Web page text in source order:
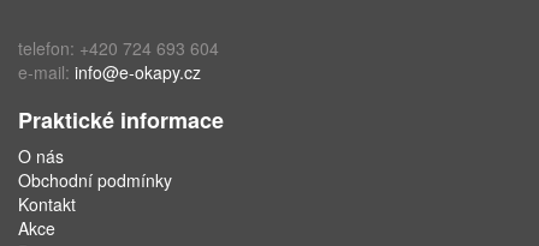
telefon: +420 724 693 604
e-mail: info@e-okapy.cz
Praktické informace
O nás
Obchodní podmínky
Kontakt
Akce